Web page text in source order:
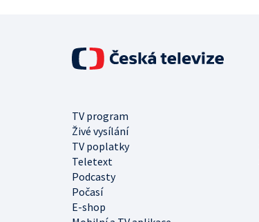
TV program
Živé vysílání
TV poplatky
Teletext
Podcasty
Počasí
E-shop